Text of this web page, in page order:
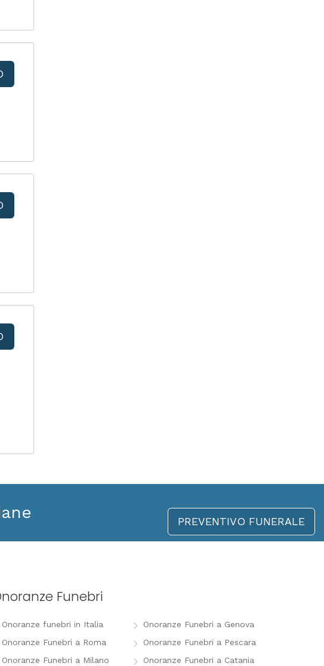
PREVENTIVO FUNERALE
Funebri
Onoranze funebri in Italia
Onoranze Funebri a Roma
Onoranze Funebri a Milano
Onoranze Funebri a Genova
Onoranze Funebri a Pescara
Onoranze Funebri a Catania